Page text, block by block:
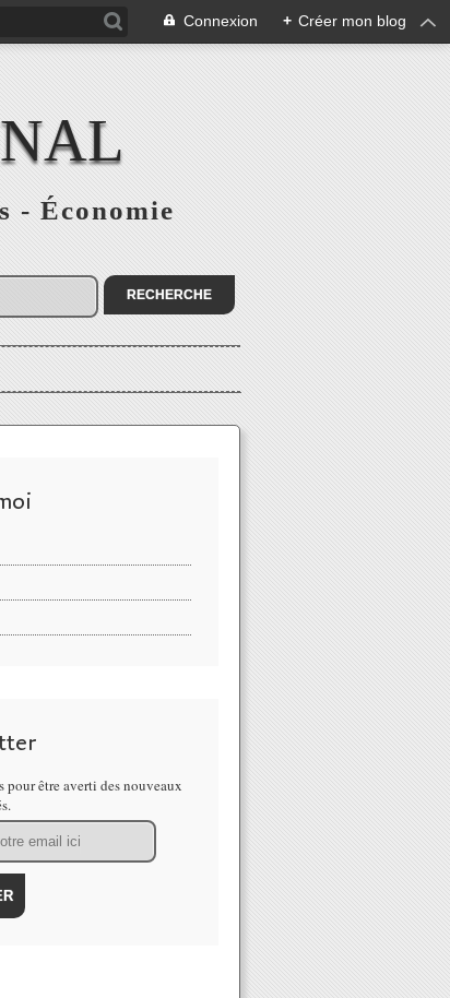
Connexion + Créer mon blog
- Économie
pour être averti des nouveaux